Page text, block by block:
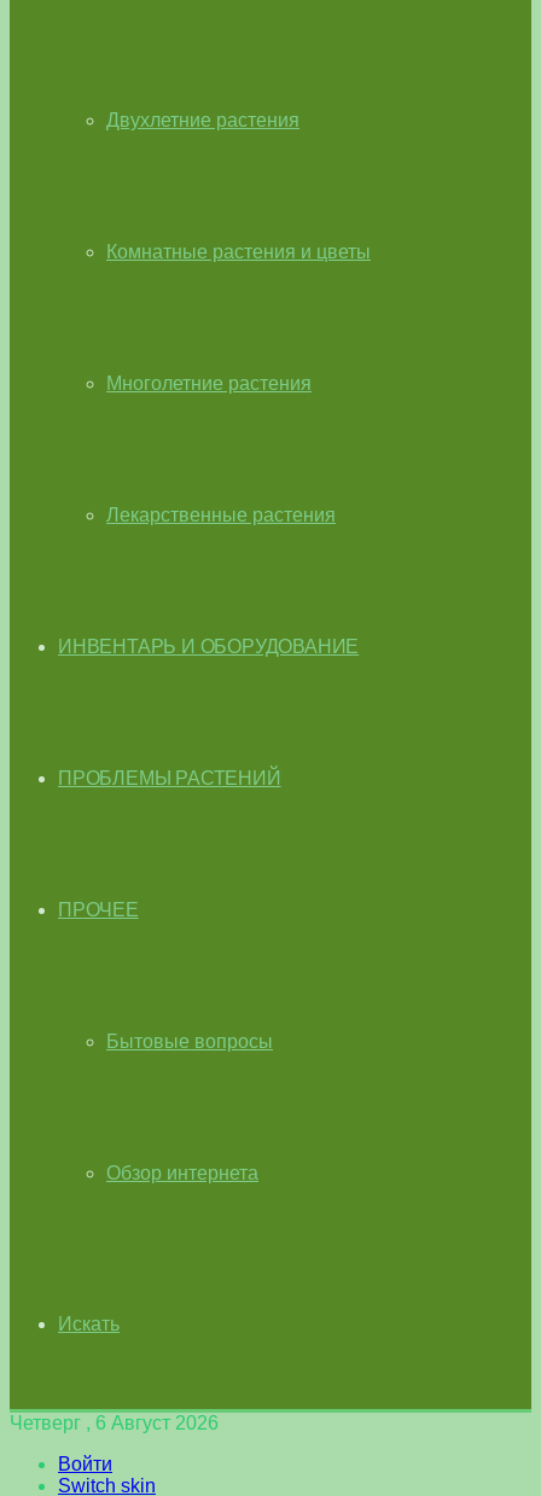
Двухлетние растения
Комнатные растения и цветы
Многолетние растения
Лекарственные растения
ИНВЕНТАРЬ И ОБОРУДОВАНИЕ
ПРОБЛЕМЫ РАСТЕНИЙ
ПРОЧЕЕ
Бытовые вопросы
Обзор интернета
Искать
Четверг , 6 Август 2026
Войти
Switch skin